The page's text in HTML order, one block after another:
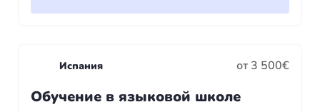
Испания от 3 500€
Обучение в языковой школе